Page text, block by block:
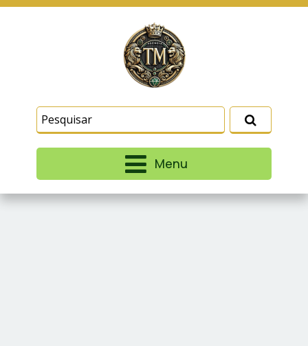
Menu
similares para lembrar e entender como você usa
nosso site, analisar seu uso de nossos produtos
e serviços, ajudar com nossos esforços de
marketing e fornecer conteúdo de terceiros. Leia
Termos e CondiçõesePolítica de